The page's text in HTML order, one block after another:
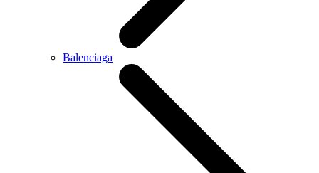
Balenciaga